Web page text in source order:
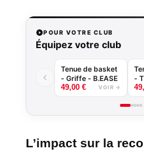
POUR VOTRE CLUB
Équipez votre club
Tenue de basket
- Griffe - B.EASE
49,00 € VOIR →
-
L’impact sur la